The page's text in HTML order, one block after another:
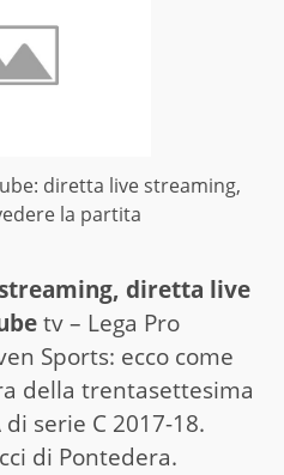
diretta live streaming,
la partita
diretta live
tv – Lega Pro
Sports: ecco come
della trentasettesima
serie C 2017-18.
di Pontedera.